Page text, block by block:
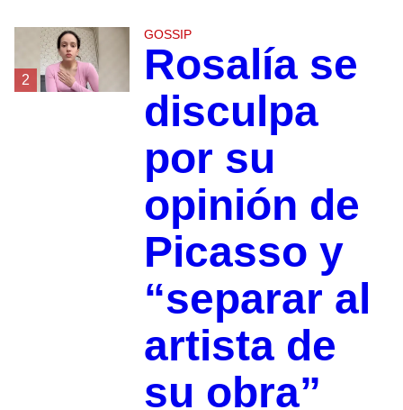
2
GOSSIP
Rosalía se
disculpa
por su
opinión de
Picasso y
“separar al
artista de
su obra”